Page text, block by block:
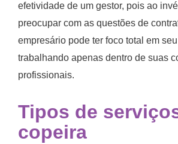
efetividade de um gestor, pois ao
preocupar com as questões de
empresário pode ter foco total em
trabalhando apenas dentro de suas
profissionais.
Tipos de
copeira